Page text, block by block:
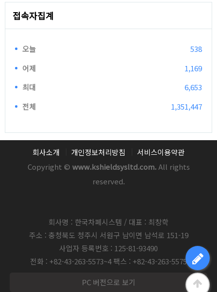
접속자집계
오늘
538
어제
1,169
최대
6,653
전체
1,351,447
회사소개 개인정보처리방침
서비스이용약관
Copyright © www.kshieldsysltd.com.All rights
reserved.
회사명 : 한국차폐시스템 / 대표 : 최창학
주소 : 충청북도 청주시 서원구 남이면 남석로 151-19
사업자 등록번호 : 125-81-93490
전화 : +82-43-263-5573~4 팩스 : +82-43-263-5575
PC 버전으로 보기